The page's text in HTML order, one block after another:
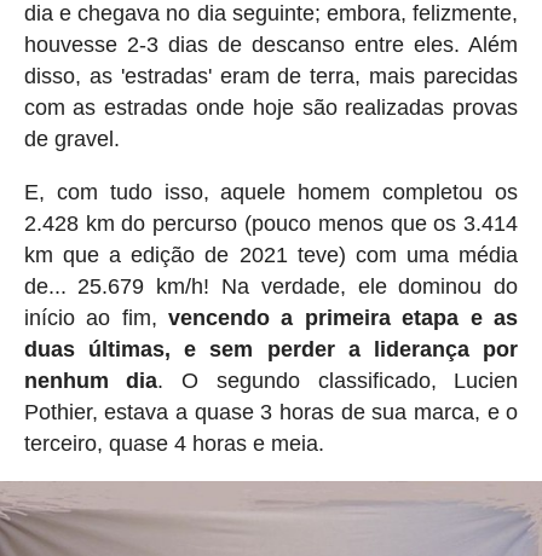
dia e chegava no dia seguinte; embora, felizmente,
houvesse 2-3 dias de descanso entre eles. Além
disso, as 'estradas' eram de terra, mais parecidas
com as estradas onde hoje são realizadas provas
de gravel.
E, com tudo isso, aquele homem completou os
2.428 km do percurso (pouco menos que os 3.414
km que a edição de 2021 teve) com uma média
de... 25.679 km/h! Na verdade, ele dominou do
início ao fim,vencendo a primeira etapa e as
duas últimas, e sem perder a liderança por
nenhum dia. O segundo classificado, Lucien
Pothier, estava a quase 3 horas de sua marca, e o
terceiro, quase 4 horas e meia.